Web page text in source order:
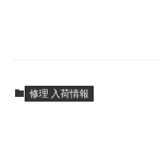
修理 入荷情報